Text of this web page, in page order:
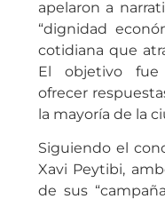
apelaron a
“dignidad
cotidiana que
El objetivo fue
ofrecer
la mayoría de la
Siguiendo el
Xavi Peytibi,
de sus